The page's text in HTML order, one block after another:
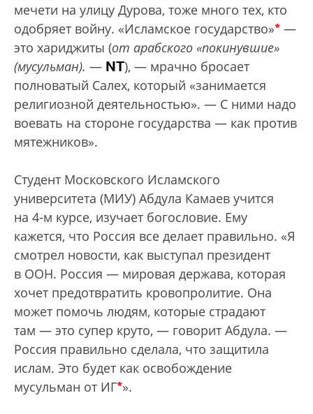
мечети на улицу Дурова, тоже много тех, кто
одобряет войну. «Исламское государство»* —
это хариджиты (от арабского «покинувшие»
(мусульман). — NT), — мрачно бросает
полноватый Салех, который «занимается
религиозной деятельностью». — С ними надо
воевать на стороне государства — как против
мятежников».
Студент Московского Исламского
университета (МИУ) Абдула Камаев учится
на 4-м курсе, изучает богословие. Ему
кажется, что Россия все делает правильно. «Я
смотрел новости, как выступал президент
в ООН. Россия — мировая держава, которая
хочет предотвратить кровопролитие. Она
может помочь людям, которые страдают
там — это супер круто, — говорит Абдула. —
Россия правильно сделала, что защитила
ислам. Это будет как освобождение
мусульман от ИГ*».